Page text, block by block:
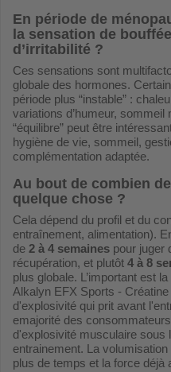
En période de
la sensation de
d’irritabilité ?
Ces sensations sont
globale des hormones.
période plus “instable” :
variations d’humeur,
“équilibre” peut être
hygiène de vie, sommeil,
complémentation adaptée.
Au bout de combien
quelque chose ?
Cela dépend du profil et du
entraînement, alimentation).
de 2 à 4 semaines pour juger
récupération, et plutôt 4 à 8
plus globale. L’important est
Alkalyn EFX Sports -
d'explosivité qui prit avant
emajorité des
d'explosivité musculaire sous
entrainement. La
plus de temps et la force déjà